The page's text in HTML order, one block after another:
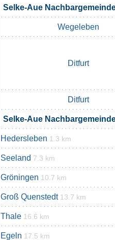
Selke-Aue
Wegeleben
Ditfurt
Ditfurt
Selke-Aue
Hedersleben 1.3 km
Seeland 7.3 km
Gröningen 10.7 km
Groß Quenstedt 13.7 km
Thale 16.6 km
Egeln 17.5 km